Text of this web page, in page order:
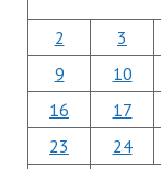
2
3
9
10
16
17
23
24